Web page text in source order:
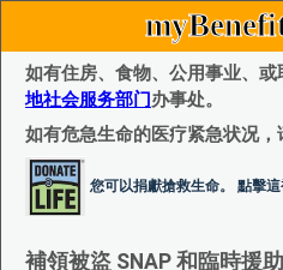
如有住房、食物、公用事业、
地社会服务部门办事处。
如有危急生命的医疗紧急状况，
您可以捐獻搶救生命。 點擊
補領被盜 SNAP 和臨時援